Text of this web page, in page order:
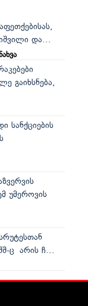
და...
გაიხსნება,
სანქციების
უმეროვის
ც არის ჩ...